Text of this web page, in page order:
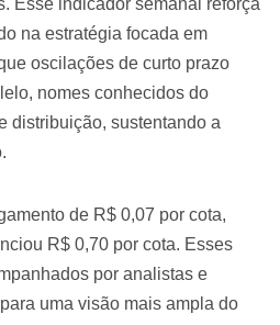
Esse indicador semanal reforça
na estratégia focada em
oscilações de curto prazo
nomes conhecidos do
distribuição, sustentando a
de R$ 0,07 por cota,
R$ 0,70 por cota. Esses
por analistas e
uma visão mais ampla do